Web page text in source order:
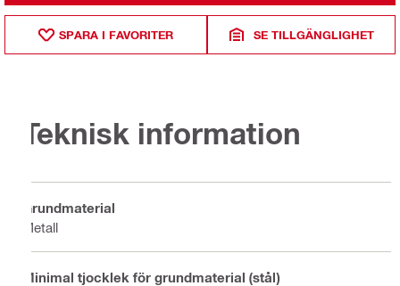
SPARA I FAVORITER SE TILLGÄNGLIGHET
Teknisk information
Grundmaterial
Metall
Minimal tjocklek för grundmaterial (stål)